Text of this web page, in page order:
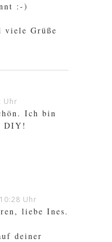
:-)
viele Grüße
Uhr
Ich bin
DIY!
Uhr
liebe Ines.
deiner